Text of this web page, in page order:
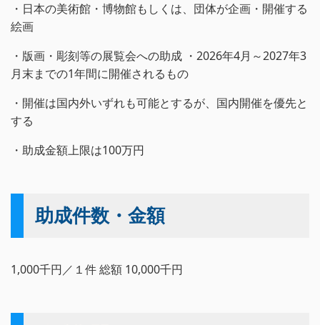
・日本の美術館・博物館もしくは、団体が企画・開催する
絵画
・版画・彫刻等の展覧会への助成 ・2026年4月～2027年3
月末までの1年間に開催されるもの
・開催は国内外いずれも可能とするが、国内開催を優先と
する
・助成金額上限は100万円
助成件数・金額
1,000千円／１件 総額 10,000千円